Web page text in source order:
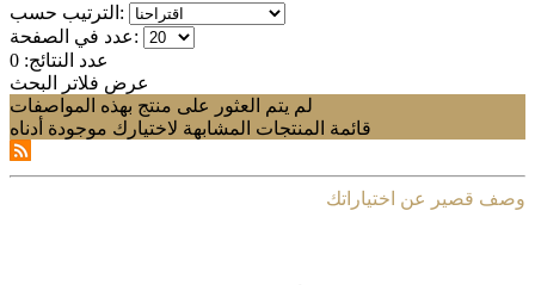
الترتيب حسب:
عدد في الصفحة:
عدد النتائج: 0
عرض فلاتر البحث
لم يتم العثور على منتج بهذه المواصفات
قائمة المنتجات المشابهة لاختيارك موجودة أدناه
وصف قصير عن اختياراتك